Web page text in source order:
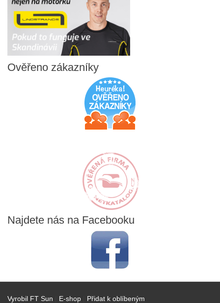
Ověřeno zákazníky
Najdete nás na Facebooku
Vyrobil FT Sun E-shop Přidat k oblíbeným